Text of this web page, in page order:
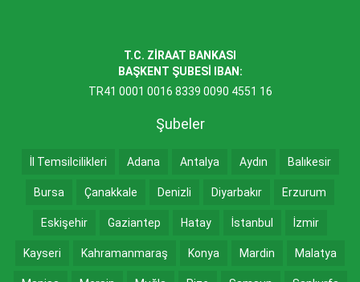
T.C. ZİRAAT BANKASI
BAŞKENT ŞUBESİ IBAN:
TR41 0001 0016 8339 0090 4551 16
Şubeler
İl Temsilcilikleri Adana Antalya Aydın Balıkesir
Bursa Çanakkale Denizli Diyarbakır Erzurum
Eskişehir Gaziantep Hatay İstanbul İzmir
Kayseri Kahramanmaraş Konya Mardin Malatya